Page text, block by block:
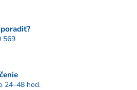
569
24–48 hod.